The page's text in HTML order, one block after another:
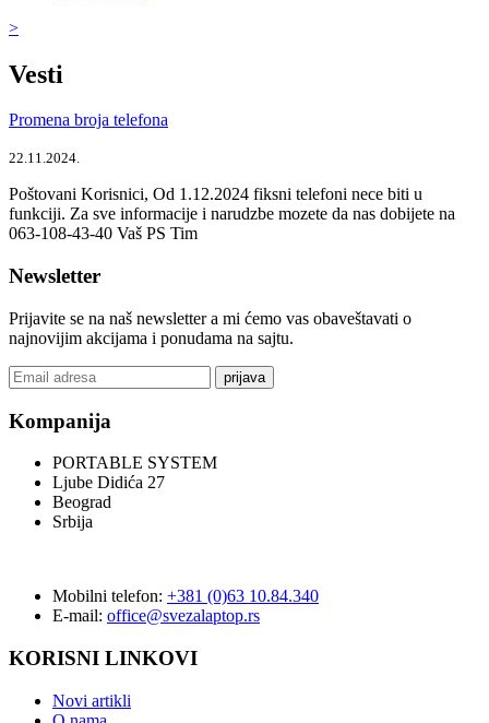
>
Vesti
Promena broja telefona
22.11.2024.
Poštovani Korisnici, Od 1.12.2024 fiksni telefoni nece biti u
funkciji. Za sve informacije i narudzbe mozete da nas dobijete na
063-108-43-40 Vaš PS Tim
Newsletter
Prijavite se na naš newsletter a mi ćemo vas obaveštavati o
najnovijim akcijama i ponudama na sajtu.
prijava
Kompanija
PORTABLE SYSTEM
Ljube Didića 27
Beograd
Srbija
Mobilni telefon: +381 (0)63 10.84.340
E-mail: office@svezalaptop.rs
KORISNI LINKOVI
Novi artikli